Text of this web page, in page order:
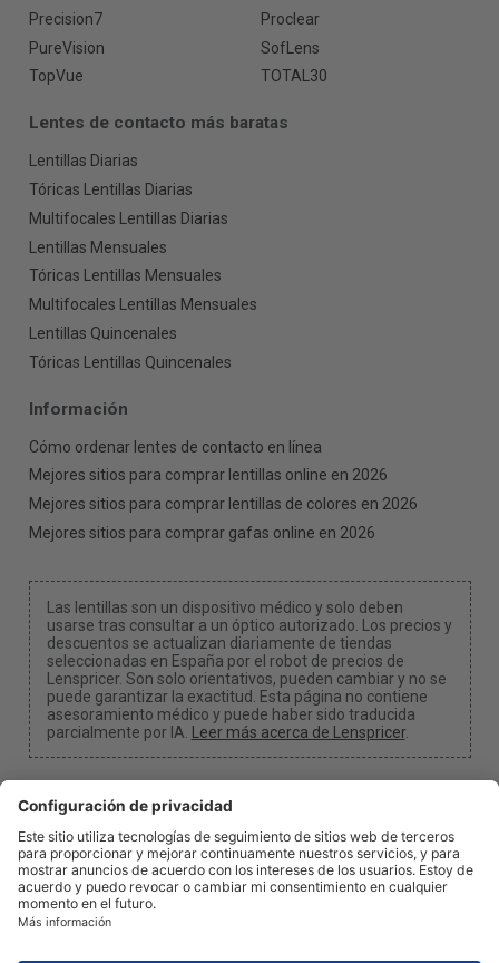
Precision7
Proclear
PureVision
SofLens
TopVue
TOTAL30
Lentes de contacto más baratas
Lentillas Diarias
Tóricas Lentillas Diarias
Multifocales Lentillas Diarias
Lentillas Mensuales
Tóricas Lentillas Mensuales
Multifocales Lentillas Mensuales
Lentillas Quincenales
Tóricas Lentillas Quincenales
Información
Cómo ordenar lentes de contacto en línea
Mejores sitios para comprar lentillas online en 2026
Mejores sitios para comprar lentillas de colores en 2026
Mejores sitios para comprar gafas online en 2026
Las lentillas son un dispositivo médico y solo deben
usarse tras consultar a un óptico autorizado. Los precios y
descuentos se actualizan diariamente de tiendas
seleccionadas en España por el robot de precios de
Lenspricer. Son solo orientativos, pueden cambiar y no se
puede garantizar la exactitud. Esta página no contiene
asesoramiento médico y puede haber sido traducida
parcialmente por IA.
Leer más acerca de Lenspricer.
Configuración de cookies
Podemos recibir una comisión si utilizas uno de
nuestros enlaces para realizar una compra.